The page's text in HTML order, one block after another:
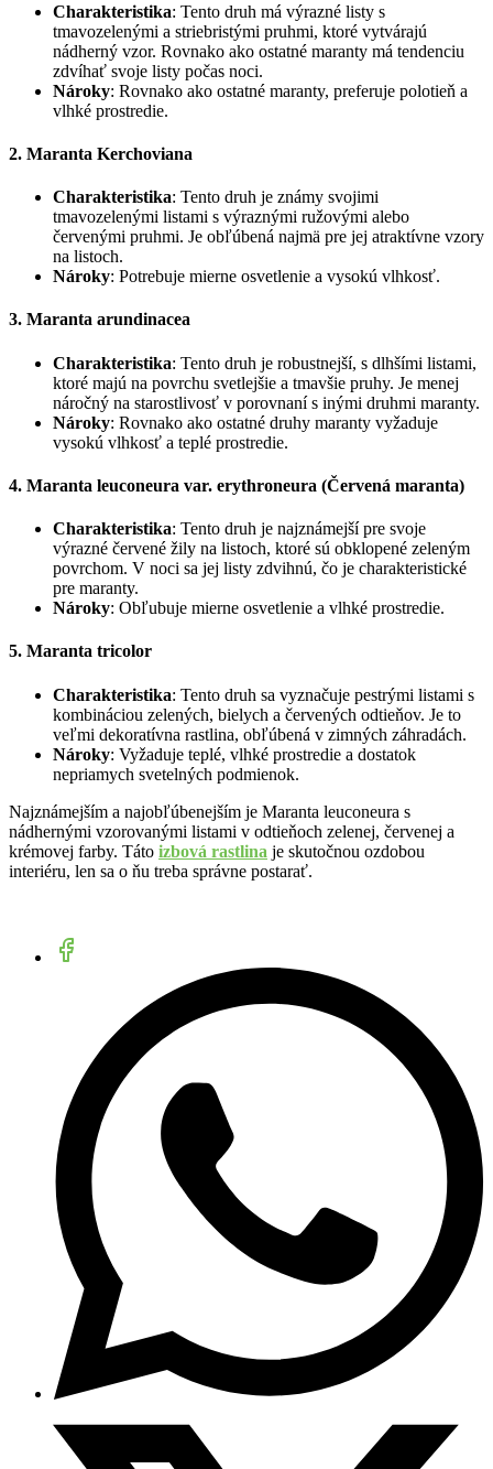
Charakteristika: Tento druh má výrazné listy s
tmavozelenými a striebristými pruhmi, ktoré vytvárajú
nádherný vzor. Rovnako ako ostatné maranty má tendenciu
zdvíhať svoje listy počas noci.
Nároky: Rovnako ako ostatné maranty, preferuje polotieň a
vlhké prostredie.
2. Maranta Kerchoviana
Charakteristika: Tento druh je známy svojimi
tmavozelenými listami s výraznými ružovými alebo
červenými pruhmi. Je obľúbená najmä pre jej atraktívne vzory
na listoch.
Nároky: Potrebuje mierne osvetlenie a vysokú vlhkosť.
3. Maranta arundinacea
Charakteristika: Tento druh je robustnejší, s dlhšími listami,
ktoré majú na povrchu svetlejšie a tmavšie pruhy. Je menej
náročný na starostlivosť v porovnaní s inými druhmi maranty.
Nároky: Rovnako ako ostatné druhy maranty vyžaduje
vysokú vlhkosť a teplé prostredie.
4. Maranta leuconeura var. erythroneura (Červená maranta)
Charakteristika: Tento druh je najznámejší pre svoje
výrazné červené žily na listoch, ktoré sú obklopené zeleným
povrchom. V noci sa jej listy zdvihnú, čo je charakteristické
pre maranty.
Nároky: Obľubuje mierne osvetlenie a vlhké prostredie.
5. Maranta tricolor
Charakteristika: Tento druh sa vyznačuje pestrými listami s
kombináciou zelených, bielych a červených odtieňov. Je to
veľmi dekoratívna rastlina, obľúbená v zimných záhradách.
Nároky: Vyžaduje teplé, vlhké prostredie a dostatok
nepriamych svetelných podmienok.
Najznámejším a najobľúbenejším je Maranta leuconeura s
nádhernými vzorovanými listami v odtieňoch zelenej, červenej a
krémovej farby. Táto izbová rastlina je skutočnou ozdobou
interiéru, len sa o ňu treba správne postarať.